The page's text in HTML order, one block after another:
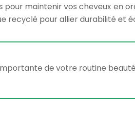
pour maintenir vos cheveux en
recyclé pour allier durabilité et
de votre routine